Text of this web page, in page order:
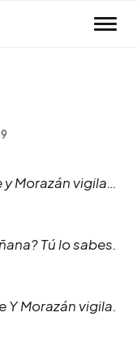
y Morazán vigila…
Tú lo sabes.
Y Morazán vigila.